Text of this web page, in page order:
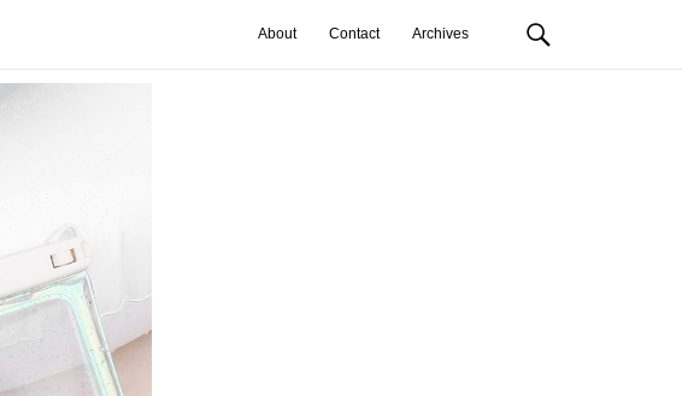
About Contact Archives